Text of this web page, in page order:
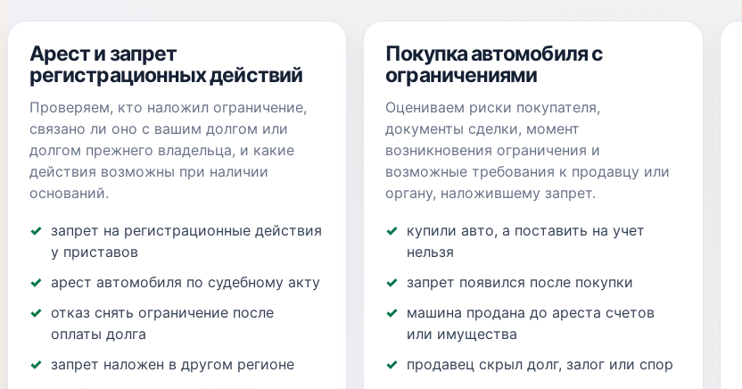
Арест и запрет
регистрационных действий
Проверяем, кто наложил ограничение,
связано ли оно с вашим долгом или
долгом прежнего владельца, и какие
действия возможны при наличии
оснований.
запрет на регистрационные действия
у приставов
арест автомобиля по судебному акту
отказ снять ограничение после
оплаты долга
запрет наложен в другом регионе
Покупка автомобиля с
ограничениями
Оцениваем риски покупателя,
документы сделки, момент
возникновения ограничения и
возможные требования к продавцу или
органу, наложившему запрет.
купили авто, а поставить на учет
нельзя
запрет появился после покупки
машина продана до ареста счетов
или имущества
продавец скрыл долг, залог или спор